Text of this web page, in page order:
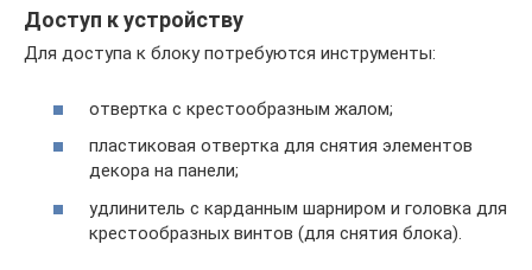
Доступ к устройству
Для доступа к блоку потребуются инструменты:
отвертка с крестообразным жалом;
пластиковая отвертка для снятия элементов
декора на панели;
удлинитель с карданным шарниром и головка для
крестообразных винтов (для снятия блока).